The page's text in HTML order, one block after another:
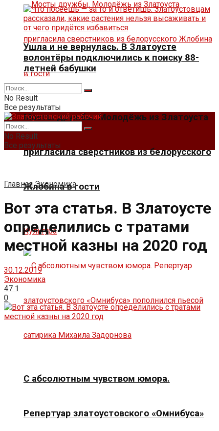
Мосты дружбы. Молодёжь из Златоуста
пригласила сверстников из белорусского
Жлобина в гости
Культура
С абсолютным чувством юмора.
Репертуар златоустовского «Омнибуса»
Ушла и не вернулась. В Златоусте
волонтёры подключились к поиску 88-
летней бабушки
No Result
Все результаты
No Result
Все результаты
Главная Экономика
Вот эта статья. В Златоусте
определились с тратами
местной казны на 2020 год
30.12.2019
Экономика
47 1
0